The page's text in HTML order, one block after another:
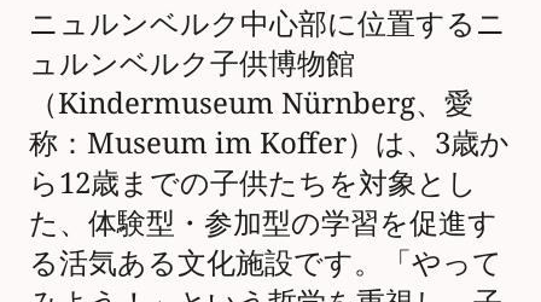
ニュルンベルク中心部に位置するニ
ュルンベルク子供博物館
（Kindermuseum Nürnberg、愛
称：Museum im Koffer）は、3歳か
ら12歳までの子供たちを対象とし
た、体験型・参加型の学習を促進す
る活気ある文化施設です。「やって